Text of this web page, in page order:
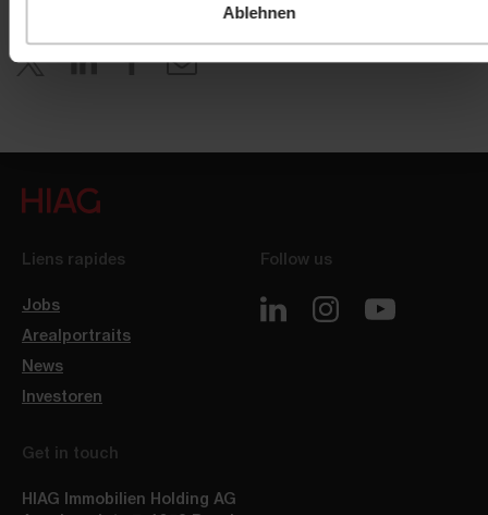
Ablehnen
Liens rapides
Jobs
Arealportraits
News
Investoren
Follow us
Get in touch
HIAG Immobilien Holding AG